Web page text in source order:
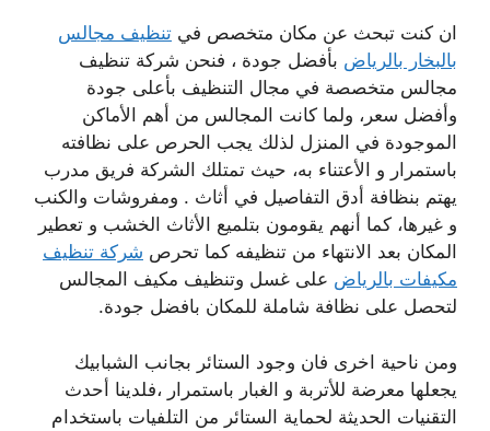
ان كنت تبحث عن مكان متخصص في تنظيف مجالس
بالبخار بالرياض بأفضل جودة ، فنحن شركة تنظيف
مجالس متخصصة في مجال التنظيف بأعلى جودة
وأفضل سعر، ولما كانت المجالس من أهم الأماكن
الموجودة في المنزل لذلك يجب الحرص على نظافته
باستمرار و الأعتناء به، حيث تمتلك الشركة فريق مدرب
يهتم بنظافة أدق التفاصيل في أثاث . ومفروشات والكنب
و غيرها، كما أنهم يقومون بتلميع الأثاث الخشب و تعطير
المكان بعد الانتهاء من تنظيفه كما تحرص شركة تنظيف
مكيفات بالرياض على غسل وتنظيف مكيف المجالس
لتحصل على نظافة شاملة للمكان بافضل جودة.
ومن ناحية اخرى فان وجود الستائر بجانب الشبابيك
يجعلها معرضة للأتربة و الغبار باستمرار ،فلدينا أحدث
التقنيات الحديثة لحماية الستائر من التلفيات باستخدام